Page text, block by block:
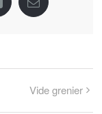
Email
Vide grenier